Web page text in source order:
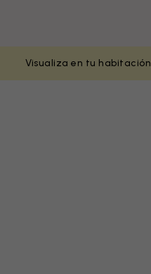
Visualiza en tu habitación